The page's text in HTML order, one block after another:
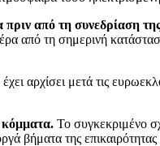
από τη συνεδρίαση
από τη σημερινή
αρχίσει μετά τις
κόμματα. Το συγκεκριμένο
βήματα της